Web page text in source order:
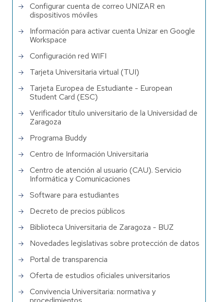
Configurar cuenta de correo UNIZAR en
dispositivos móviles
Información para activar cuenta Unizar en Google
Workspace
Configuración red WIFI
Tarjeta Universitaria virtual (TUI)
Tarjeta Europea de Estudiante - European
Student Card (ESC)
Verificador título universitario de la Universidad de
Zaragoza
Programa Buddy
Centro de Información Universitaria
Centro de atención al usuario (CAU). Servicio
Informática y Comunicaciones
Software para estudiantes
Decreto de precios públicos
Biblioteca Universitaria de Zaragoza - BUZ
Novedades legislativas sobre protección de datos
Portal de transparencia
Oferta de estudios oficiales universitarios
Convivencia Universitaria: normativa y